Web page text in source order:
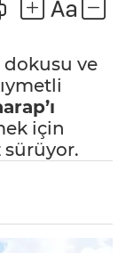
dokusu ve
için
sürüyor.